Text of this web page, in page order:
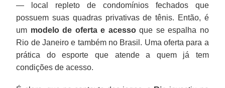
— local repleto de condomínios fechados que
possuem suas quadras privativas de tênis. Então, é
um modelo de oferta e acessoque se espalha no
Rio de Janeiro e também no Brasil. Uma oferta para a
prática do esporte que atende a quem já tem
condições de acesso.